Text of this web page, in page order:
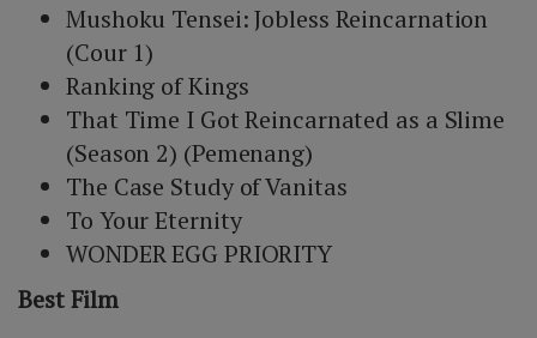
Mushoku Tensei: Jobless Reincarnation
(Cour 1)
Ranking of Kings
That Time I Got Reincarnated as a Slime
(Season 2) (Pemenang)
The Case Study of Vanitas
To Your Eternity
WONDER EGG PRIORITY
Best Film